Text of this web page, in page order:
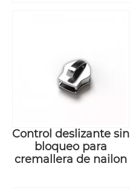
Control deslizante sin
bloqueo para
cremallera de nailon